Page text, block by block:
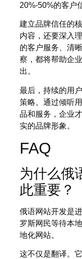
20%-50%的客户
建立品牌信任的
内容，还要深入
的客户服务、清
察，都将帮助企
出。
最后，持续的用
策略。通过倾听
品和服务，企业
实的品牌形象。
FAQ
为什么俄
此重要？
俄语网站开发是
罗斯网民等待本
地化网站。
这不仅是翻译。